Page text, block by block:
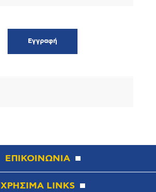
ΕΠΙΚΟΙΝΩΝΙΑ
ΧΡΗΣΙΜΑ LINKS